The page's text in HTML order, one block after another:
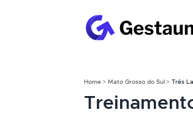
Home Mato Grosso do Sul Três